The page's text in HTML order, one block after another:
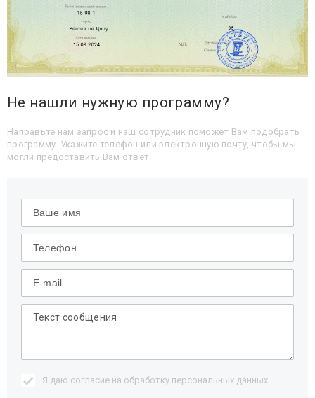
Не нашли нужную программу?
Направьте нам запрос и наш сотрудник поможет Вам подобрать
программу. Укажите телефон или электронную почту, чтобы мы
могли предоставить Вам ответ.
Я даю согласие на обработку персональных данных